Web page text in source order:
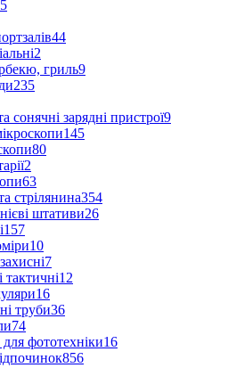
44
2
гриль9
235
сонячні зарядні пристрої9
145
80
2
63
стрілянина354
штативи26
157
10
7
тактичні12
16
труби36
74
фототехніки16
856